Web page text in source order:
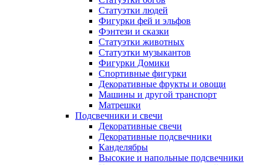
Статуэтки людей
Фигурки фей и эльфов
Фэнтези и сказки
Статуэтки животных
Статуэтки музыкантов
Фигурки Домики
Спортивные фигурки
Декоративные фрукты и овощи
Машины и другой транспорт
Матрешки
Подсвечники и свечи
Декоративные свечи
Декоративные подсвечники
Канделябры
Высокие и напольные подсвечники